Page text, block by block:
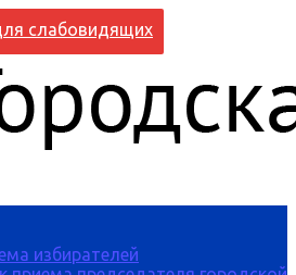
слабовидящих
избирателей